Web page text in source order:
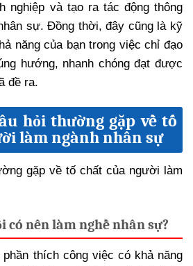
nghiệp và tạo ra tác động thông
sự. Đồng thời, đây cũng là kỹ
năng của bạn trong việc chỉ đạo
hướng, nhanh chóng đạt được
đề ra.
hỏi thường gặp về tố
làm ngành nhân sự
có nên làm nghề nhân sự?
thích công việc có khả năng